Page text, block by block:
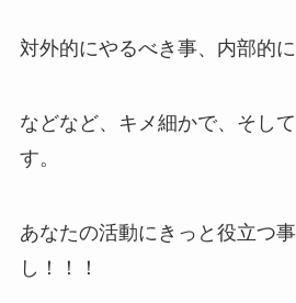
対外的にやるべき事、内部的
などなど、キメ細かで、そし
す。
あなたの活動にきっと役立つ
し！！！